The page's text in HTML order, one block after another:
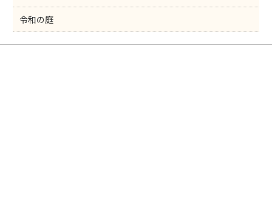
令和の庭